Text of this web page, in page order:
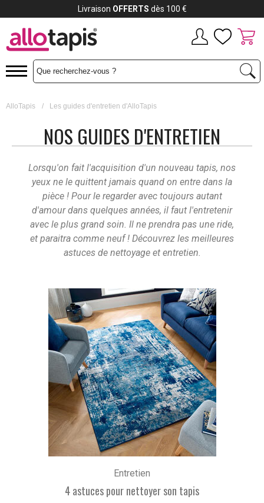
AlloTapis / Les guides d'entretien d'AlloTapis
NOS GUIDES D'ENTRETIEN
Lorsqu'on fait l'acquisition d'un nouveau tapis, nos
yeux ne le quittent jamais quand on entre dans la
pièce ! Pour le regarder avec toujours autant
d'amour dans quelques années, il faut l'entretenir
avec le plus grand soin. Il ne prendra pas une ride,
et paraitra comme neuf ! Découvrez les meilleures
astuces de nettoyage et entretien.
Entretien
4 astuces pour nettoyer son tapis
Livraison OFFERTS dès 100 €